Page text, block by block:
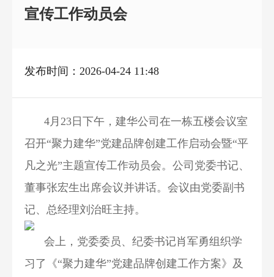
宣传工作动员会
发布时间：2026-04-24 11:48
4月23日下午，建华公司在一栋五楼会议室
召开“聚力建华”党建品牌创建工作启动会暨“平
凡之光”主题宣传工作动员会。公司党委书记、
董事张宏生出席会议并讲话。会议由党委副书
记、总经理刘治旺主持。
会上，党委委员、纪委书记肖军勇组织学
习了《“聚力建华”党建品牌创建工作方案》及